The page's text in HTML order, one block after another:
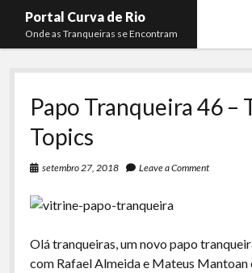
Portal Curva de Rio
Onde as Tranqueiras se Encontram
Podcasts open
Curva de Rio
Curva Belas Artes
Curva Classics
Boca do Lixo
Membros
open
Almir Ribeiro
Felype Silva
Mateus Mantoan
twitterfacebookinstagram
Papo Tranqueira 46 –
Topics
setembro 27, 2018 Leave a Comment
Olá tranqueiras, um novo papo
com Rafael Almeida e Mateus Mantoan